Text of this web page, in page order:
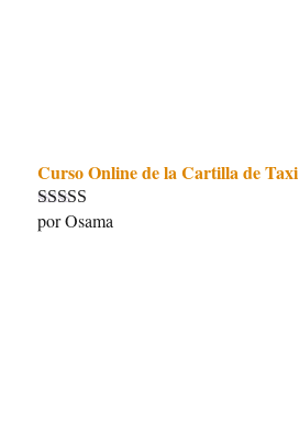
Curso Online de la Cartilla de Taxi
Valorado con
por Osama